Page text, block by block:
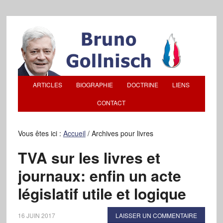
ARTICLES BIOGRAPHIE DOCTRINE LIENS
CONTACT
Vous êtes ici : Accueil /Archives pour livres
TVA sur les livres et
journaux: enfin un acte
législatif utile et logique
16 JUIN 2017 LAISSER UN COMMENTAIRE